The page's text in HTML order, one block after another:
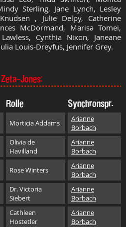
Sterling, Jane Lynch, Lesley
, Julie Delpy, Catherine
McDormand, Marisa Tomei,
Cynthia Nixon, Janeane
Louis-Dreyfus, Jennifer Grey.
Jones:
Rolle Synchronspr.
Morticia Addams
Arianne
Borbach
Olivia de
Havilland
Arianne
Borbach
Rose Winters
Arianne
Borbach
Dr. Victoria
Siebert
Arianne
Borbach
Cathleen
Hostetler
Arianne
Borbach